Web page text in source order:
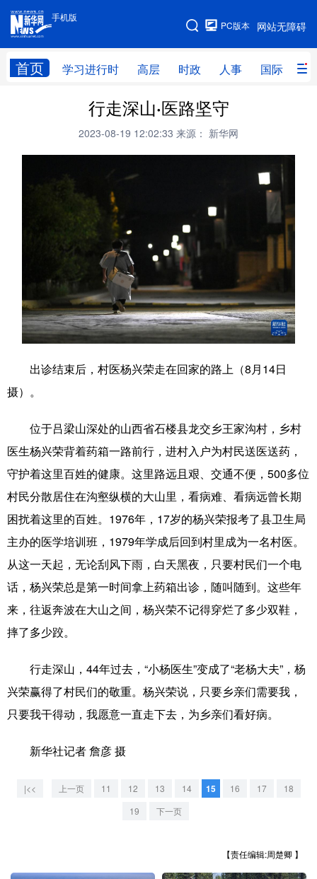
手机版
网站无障碍
PC版本
首页 学习进行时 高层 时政 人事 国际 财
手机版
网站地图
高层 时政
财经 网评
科创 体育
书画 健康 军事
视频 图片 政务
法律 中央文件 金融 汽车
食品 人居 信息化 数字经济
学术中国 乡村振兴 银龄 溯源中国
城市 旅游 能源 会展
公益 一带一路 亚太网 上市公司
地方频道
北京 天津 河北 山西
辽宁 吉林 江苏
浙江 安徽 福建 江西
山东
广东 广西 海南 重庆
四川 贵州 云南 西藏
新疆 内蒙古
Русский язык 日本語 한국어
行走深山·医路坚守
2023-08-19 12:02:33 来源： 新华网
出诊结束后，村医杨兴荣走在回家的路上（8月14日
摄）。
位于吕梁山深处的山西省石楼县龙交乡王家沟村，乡村
医生杨兴荣背着药箱一路前行，进村入户为村民送医送药，
守护着这里百姓的健康。这里路远且艰、交通不便，500多位
村民分散居住在沟壑纵横的大山里，看病难、看病远曾长期
困扰着这里的百姓。1976年，17岁的杨兴荣报考了县卫生局
主办的医学培训班，1979年学成后回到村里成为一名村医。
从这一天起，无论刮风下雨，白天黑夜，只要村民们一个电
话，杨兴荣总是第一时间拿上药箱出诊，随叫随到。这些年
来，往返奔波在大山之间，杨兴荣不记得穿烂了多少双鞋，
摔了多少跤。
行走深山，44年过去，“小杨医生”变成了“老杨大夫”，杨
兴荣赢得了村民们的敬重。杨兴荣说，只要乡亲们需要我，
只要我干得动，我愿意一直走下去，为乡亲们看好病。
新华社记者 詹彦 摄
|<< 上一页 11 12 13 14 15 16 17
18
19
下一页
【责任编辑:周楚卿 】